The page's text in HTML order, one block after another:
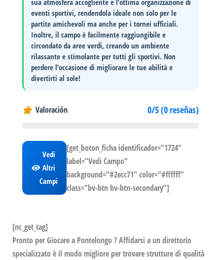
eventi sportivi, rendendola ideale non solo per le
partite amichevoli ma anche per i tornei ufficiali.
Inoltre, il campo è facilmente raggiungibile e
circondato da aree verdi, creando un ambiente
rilassante e stimolante per tutti gli sportivi. Non
perdere l’occasione di migliorare le tue abilità e
divertirti al sole!
Valoración 0/5 (0 reseñas)
Vedi
Altri
Campi
[get_boton_ficha identificador=”1724″
label=”Vedi Campo”
background=”#2ecc71″ color=”#ffffff”
class=”bv-btn bv-btn-secondary”]
[nc_get_tag]
Pronto per Giocare a Pontelongo ? Affidarsi a un direttorio
specializzato è il modo migliore per trovare strutture di qualità